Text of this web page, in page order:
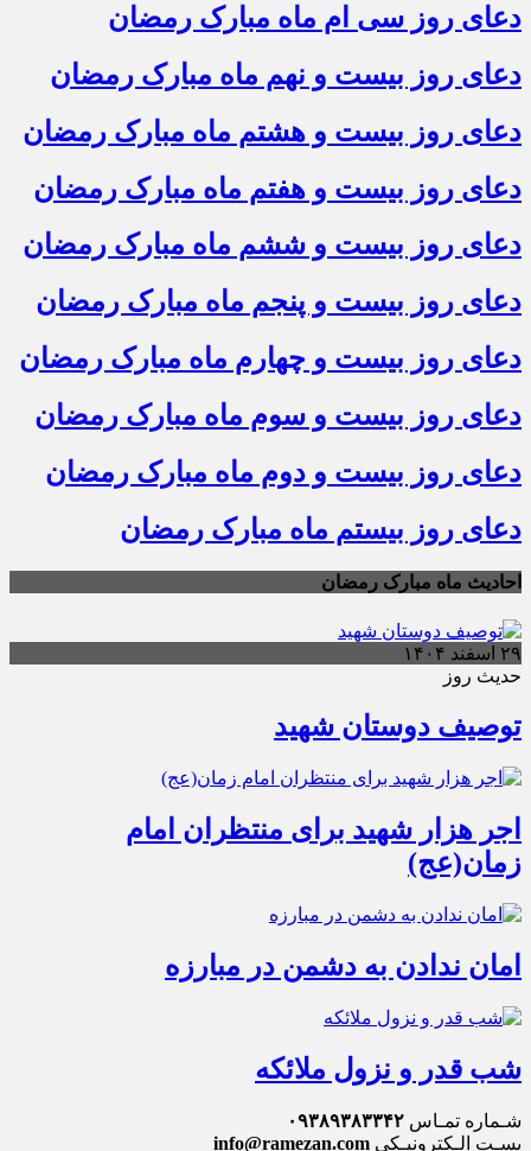
دعای روز سی ام ماه مبارک رمضان
دعای روز بیست و نهم ماه مبارک رمضان
دعای روز بیست و هشتم ماه مبارک رمضان
دعای روز بیست و هفتم ماه مبارک رمضان
دعای روز بیست و ششم ماه مبارک رمضان
دعای روز بیست و پنجم ماه مبارک رمضان
دعای روز بیست و چهارم ماه مبارک رمضان
دعای روز بیست و سوم ماه مبارک رمضان
دعای روز بیست و دوم ماه مبارک رمضان
دعای روز بیستم ماه مبارک رمضان
احادیث ماه مبارک رمضان
۲۹ اسفند ۱۴۰۴
حدیث روز
توصیف دوستان شهید
اجر هزار شهید برای منتظران امام
زمان(عج)
امان ندادن به دشمن در مبارزه
شب قدر و نزول ملائکه
شـماره تمـاس ۰۹۳۸۹۳۸۳۳۴۲
پسـت الـکترونیـکی info@ramezan.com